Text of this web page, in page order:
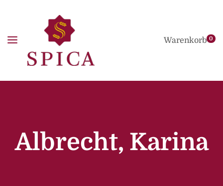
Warenkorb0
Albrecht, Karina